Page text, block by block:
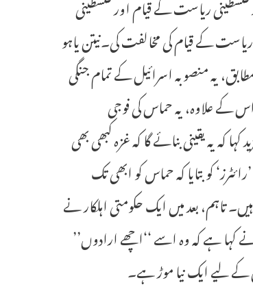
کے قیام کی مخالفت کی۔نیتن یاہو
یہ منصوبہ اسرائیل کے تمام جنگی
کے علاوہ، یہ حماس کی فوجی
کہ یہ یقینی بنائے گا کہ غزہ کبھی بھی
کو بتایا کہ حماس کو ابھی تک
تاہم، بعد میں ایک حکومتی اہلکار نے
کہا ہے کہ وہ اسے ‘‘اچھے ارادوں’’
لیے ایک نیا موڑ ہے۔